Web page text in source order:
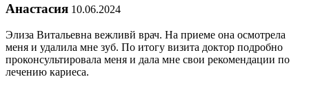
Анастасия 10.06.2024
Элиза Витальевна вежливй врач. На приеме она осмотрела
меня и удалила мне зуб. По итогу визита доктор подробно
проконсультировала меня и дала мне свои рекомендации по
лечению кариеса.